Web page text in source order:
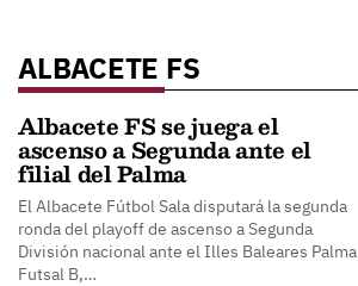
ALBACETE FS
Albacete FS se juega el
ascenso a Segunda ante el
filial del Palma
El Albacete Fútbol Sala disputará la segunda
ronda del playoff de ascenso a Segunda
División nacional ante el Illes Baleares Palma
Futsal B,…